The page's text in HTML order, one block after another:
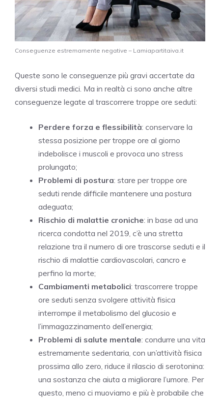
Conseguenze estremamente negative – Lamiapartitaiva.it
Queste sono le conseguenze più gravi accertate da
diversi studi medici. Ma in realtà ci sono anche altre
conseguenze legate al trascorrere troppe ore seduti:
Perdere forza e flessibilità: conservare la
stessa posizione per troppe ore al giorno
indebolisce i muscoli e provoca uno stress
prolungato;
Problemi di postura: stare per troppe ore
seduti rende difficile mantenere una postura
adeguata;
Rischio di malattie croniche: in base ad una
ricerca condotta nel 2019, c’è una stretta
relazione tra il numero di ore trascorse seduti e il
rischio di malattie cardiovascolari, cancro e
perfino la morte;
Cambiamenti metabolici: trascorrere troppe
ore seduti senza svolgere attività fisica
interrompe il metabolismo del glucosio e
l’immagazzinamento dell’energia;
Problemi di salute mentale: condurre una vita
estremamente sedentaria, con un’attività fisica
prossima allo zero, riduce il rilascio di serotonina:
una sostanza che aiuta a migliorare l’umore. Per
questo, meno ci muoviamo e più è probabile che